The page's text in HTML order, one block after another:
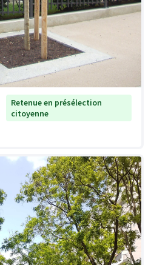
Retenue en présélection
citoyenne